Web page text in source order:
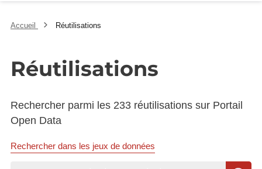
Accueil Réutilisations
Réutilisations
Rechercher parmi les 233 réutilisations sur Portail
Open Data
Rechercher dans les jeux de données